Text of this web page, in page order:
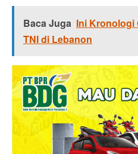
Baca Juga Ini Kronologi
TNI di Lebanon